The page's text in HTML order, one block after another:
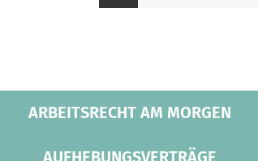
ARBEITSRECHT AM MORGEN
AUFHEBUNGSVERTRÄGE